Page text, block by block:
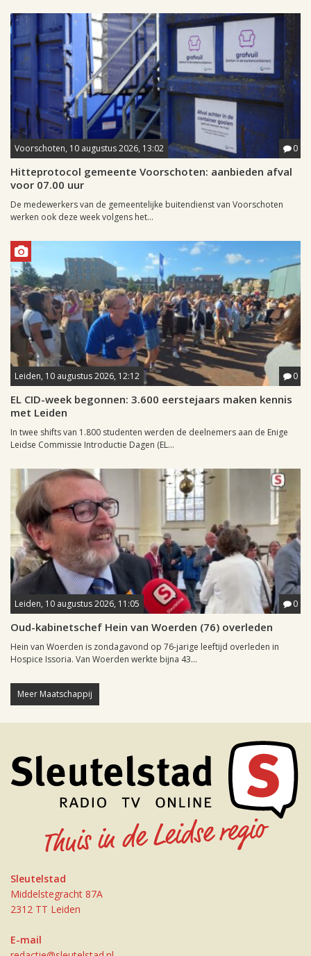
Voorschoten, 10 augustus 2026, 13:02 0
Hitteprotocol gemeente Voorschoten: aanbieden afval
voor 07.00 uur
De medewerkers van de gemeentelijke buitendienst van Voorschoten
werken ook deze week volgens het...
Leiden, 10 augustus 2026, 12:12 0
EL CID-week begonnen: 3.600 eerstejaars maken kennis
met Leiden
In twee shifts van 1.800 studenten werden de deelnemers aan de Enige
Leidse Commissie Introductie Dagen (EL...
Leiden, 10 augustus 2026, 11:05 0
Oud-kabinetschef Hein van Woerden (76) overleden
Hein van Woerden is zondagavond op 76-jarige leeftijd overleden in
Hospice Issoria. Van Woerden werkte bijna 43...
Meer Maatschappij
Sleutelstad
Middelstegracht 87A
2312 TT Leiden
E-mail